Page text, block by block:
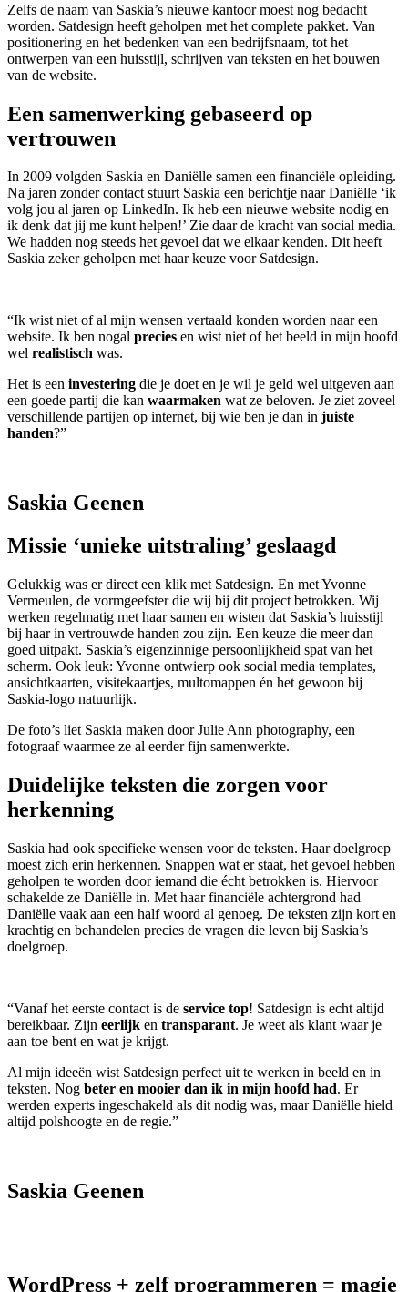
Zelfs de naam van Saskia’s nieuwe kantoor moest nog bedacht
worden. Satdesign heeft geholpen met het complete pakket. Van
positionering en het bedenken van een bedrijfsnaam, tot het
ontwerpen van een huisstijl, schrijven van teksten en het bouwen
van de website.
Een samenwerking gebaseerd op
vertrouwen
In 2009 volgden Saskia en Daniëlle samen een financiële opleiding.
Na jaren zonder contact stuurt Saskia een berichtje naar Daniëlle ‘ik
volg jou al jaren op LinkedIn. Ik heb een nieuwe website nodig en
ik denk dat jij me kunt helpen!’ Zie daar de kracht van social media.
We hadden nog steeds het gevoel dat we elkaar kenden. Dit heeft
Saskia zeker geholpen met haar keuze voor Satdesign.
“Ik wist niet of al mijn wensen vertaald konden worden naar een
website. Ik ben nogal precies en wist niet of het beeld in mijn hoofd
wel realistisch was.
Het is een investering die je doet en je wil je geld wel uitgeven aan
een goede partij die kan waarmaken wat ze beloven. Je ziet zoveel
verschillende partijen op internet, bij wie ben je dan in juiste
handen?”
Saskia Geenen
Missie ‘unieke uitstraling’ geslaagd
Gelukkig was er direct een klik met Satdesign. En met Yvonne
Vermeulen, de vormgeefster die wij bij dit project betrokken. Wij
werken regelmatig met haar samen en wisten dat Saskia’s huisstijl
bij haar in vertrouwde handen zou zijn. Een keuze die meer dan
goed uitpakt. Saskia’s eigenzinnige persoonlijkheid spat van het
scherm. Ook leuk: Yvonne ontwierp ook social media templates,
ansichtkaarten, visitekaartjes, multomappen én het gewoon bij
Saskia-logo natuurlijk.
De foto’s liet Saskia maken door Julie Ann photography, een
fotograaf waarmee ze al eerder fijn samenwerkte.
Duidelijke teksten die zorgen voor
herkenning
Saskia had ook specifieke wensen voor de teksten. Haar doelgroep
moest zich erin herkennen. Snappen wat er staat, het gevoel hebben
geholpen te worden door iemand die écht betrokken is. Hiervoor
schakelde ze Daniëlle in. Met haar financiële achtergrond had
Daniëlle vaak aan een half woord al genoeg. De teksten zijn kort en
krachtig en behandelen precies de vragen die leven bij Saskia’s
doelgroep.
“Vanaf het eerste contact is de service top! Satdesign is echt altijd
bereikbaar. Zijn eerlijk en transparant. Je weet als klant waar je
aan toe bent en wat je krijgt.
Al mijn ideeën wist Satdesign perfect uit te werken in beeld en in
teksten. Nog beter en mooier dan ik in mijn hoofd had. Er
werden experts ingeschakeld als dit nodig was, maar Daniëlle hield
altijd polshoogte en de regie.”
Saskia Geenen
WordPress + zelf programmeren = magie